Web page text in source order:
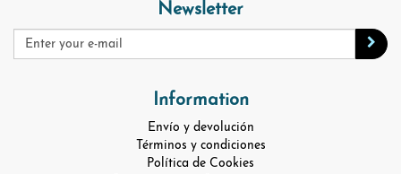
Newsletter
Information
Envío y devolución
Términos y condiciones
Política de Cookies